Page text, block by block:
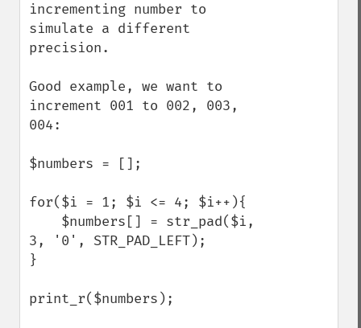
incrementing number to
simulate a different
precision.
Good example, we want to
increment 001 to 002, 003,
004:
$numbers = [];
for($i = 1; $i <= 4; $i++){
3, '0', STR_PAD_LEFT);
}
print_r($numbers);